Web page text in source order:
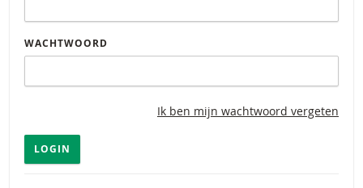
WACHTWOORD
Ik ben mijn wachtwoord vergeten
LOGIN